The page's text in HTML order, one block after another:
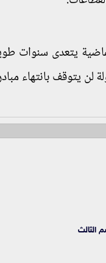
يتعدى سنوات
يتوقف بانتهاء
الثالث